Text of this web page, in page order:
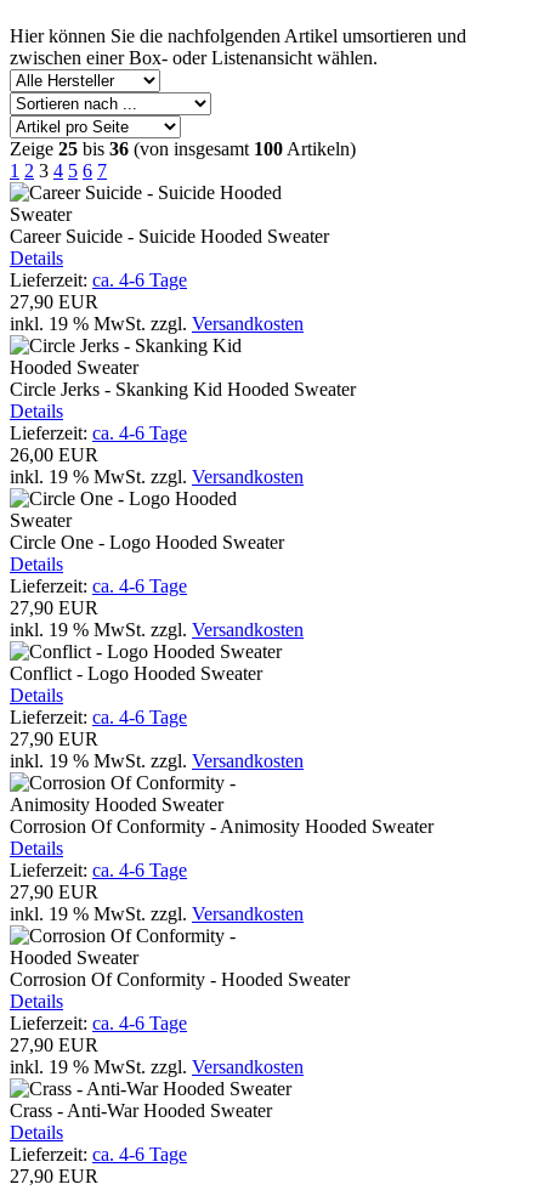
Hier können Sie die nachfolgenden Artikel umsortieren und
zwischen einer Box- oder Listenansicht wählen.
Zeige 25 bis 36 (von insgesamt 100 Artikeln)
1 2 3 4 5 6 7
Career Suicide - Suicide Hooded Sweater
Details
Lieferzeit: ca. 4-6 Tage
27,90 EUR
inkl. 19 % MwSt. zzgl. Versandkosten
Circle Jerks - Skanking Kid Hooded Sweater
Details
Lieferzeit: ca. 4-6 Tage
26,00 EUR
inkl. 19 % MwSt. zzgl. Versandkosten
Circle One - Logo Hooded Sweater
Details
Lieferzeit: ca. 4-6 Tage
27,90 EUR
inkl. 19 % MwSt. zzgl. Versandkosten
Conflict - Logo Hooded Sweater
Details
Lieferzeit: ca. 4-6 Tage
27,90 EUR
inkl. 19 % MwSt. zzgl. Versandkosten
Corrosion Of Conformity - Animosity Hooded Sweater
Details
Lieferzeit: ca. 4-6 Tage
27,90 EUR
inkl. 19 % MwSt. zzgl. Versandkosten
Corrosion Of Conformity - Hooded Sweater
Details
Lieferzeit: ca. 4-6 Tage
27,90 EUR
inkl. 19 % MwSt. zzgl. Versandkosten
Crass - Anti-War Hooded Sweater
Details
Lieferzeit: ca. 4-6 Tage
27,90 EUR